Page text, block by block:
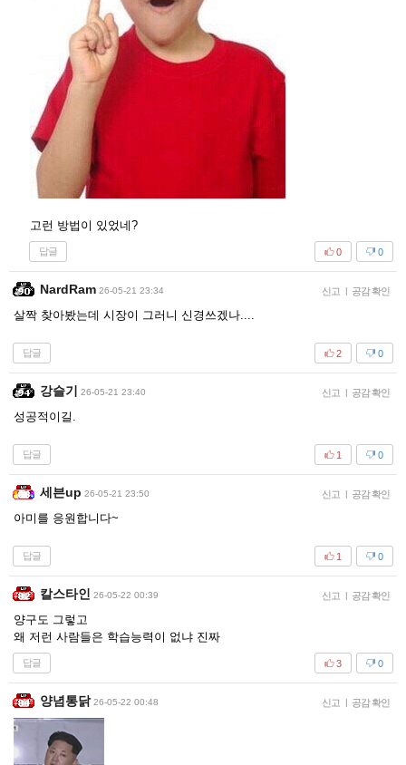
고런 방법이 있었네?
답글 0
0
NardRam 26-05-21 23:34 신고 | 공감 확인
살짝 찾아봤는데 시장이 그러니 신경쓰겠나....
답글 0
2
강슬기 26-05-21 23:40 신고 | 공감 확인
성공적이길.
답글 0
1
세븐up 26-05-21 23:50 신고 | 공감 확인
아미를 응원합니다~
답글 0
1
칼스타인 26-05-22 00:39 신고 | 공감 확인
양구도 그렇고
왜 저런 사람들은 학습능력이 없냐 진짜
답글 0
3
양념통닭 26-05-22 00:48 신고 | 공감 확인